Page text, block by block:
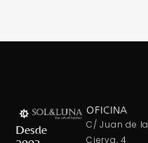
Desde
OFICINA
C/ Juan de la
Cierva, 4